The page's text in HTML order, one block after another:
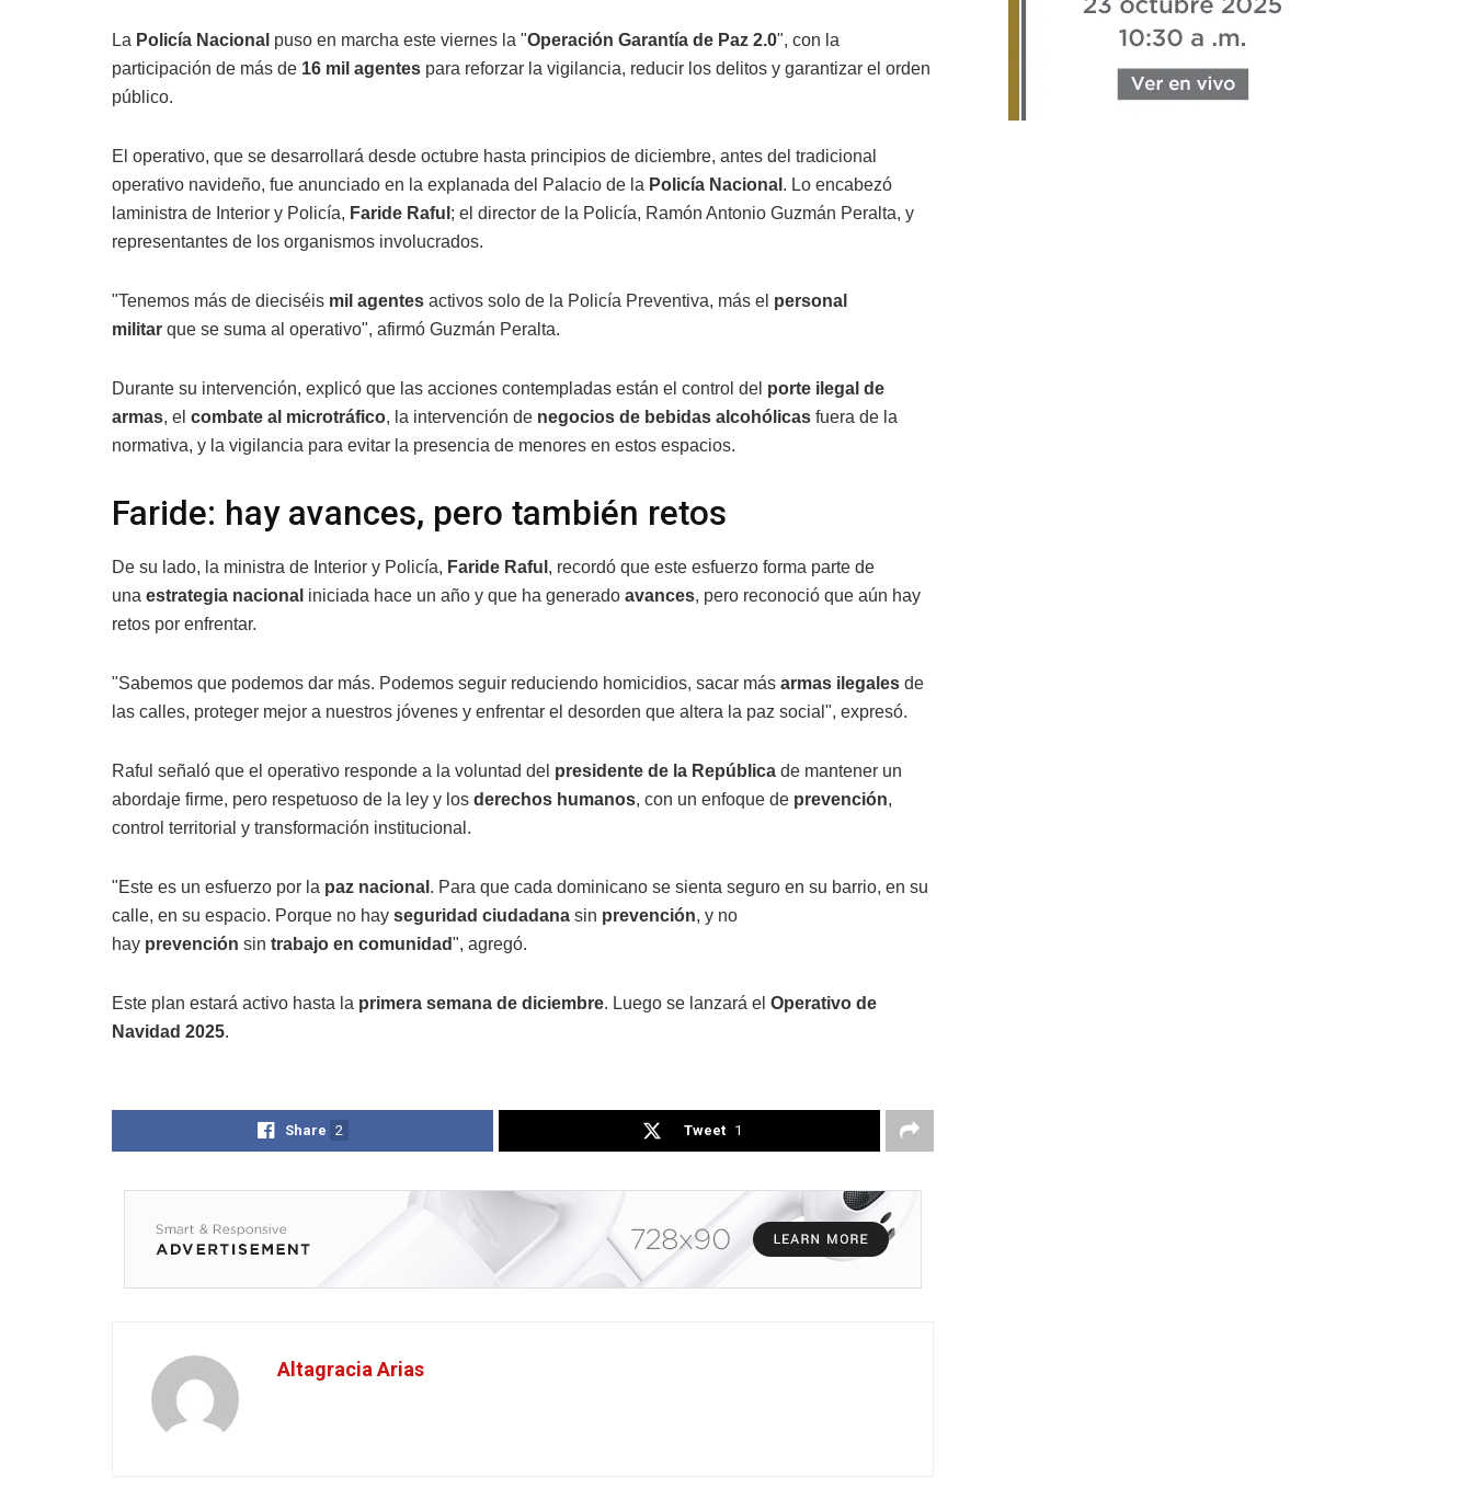
La Policía Nacional puso en marcha este viernes la "Operación Garantía de Paz 2.0", con la
participación de más de 16 mil agentes para reforzar la vigilancia, reducir los delitos y garantizar el orden
público.
El operativo, que se desarrollará desde octubre hasta principios de diciembre, antes del tradicional
operativo navideño, fue anunciado en la explanada del Palacio de la Policía Nacional . Lo encabezó
laministra de Interior y Policía, Faride Raful ; el director de la Policía, Ramón Antonio Guzmán Peralta, y
representantes de los organismos involucrados.
"Tenemos más de dieciséis mil agentes activos solo de la Policía Preventiva, más el personal
militar que se suma al operativo", afirmó Guzmán Peralta.
Durante su intervención, explicó que las acciones contempladas están el control del porte ilegal de
armas, el combate al microtráfico, la intervención de negocios de bebidas alcohólicas fuera de la
normativa, y la vigilancia para evitar la presencia de menores en estos espacios.
Faride: hay avances, pero también retos
De su lado, la ministra de Interior y Policía, Faride Raful , recordó que este esfuerzo forma parte de
una estrategia nacional iniciada hace un año y que ha generado avances, pero reconoció que aún hay
retos por enfrentar.
"Sabemos que podemos dar más. Podemos seguir reduciendo homicidios, sacar más armas ilegales de
las calles, proteger mejor a nuestros jóvenes y enfrentar el desorden que altera la paz social", expresó.
Raful señaló que el operativo responde a la voluntad del presidente de la República de mantener un
abordaje firme, pero respetuoso de la ley y los derechos humanos, con un enfoque de prevención,
control territorial y transformación institucional.
"Este es un esfuerzo por la paz nacional . Para que cada dominicano se sienta seguro en su barrio, en su
calle, en su espacio. Porque no hay seguridad ciudadana sin prevención, y no
hay prevención sin trabajo en comunidad", agregó.
Este plan estará activo hasta la primera semana de diciembre. Luego se lanzará el Operativo de
Navidad 2025.
Share 2 Tweet 1
Altagracia Arias